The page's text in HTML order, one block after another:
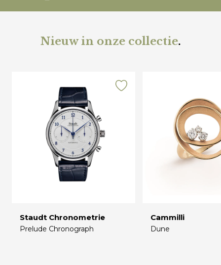
Nieuw in onze collectie.
Staudt Chronometrie
Prelude Chronograph
Cammilli
Dune